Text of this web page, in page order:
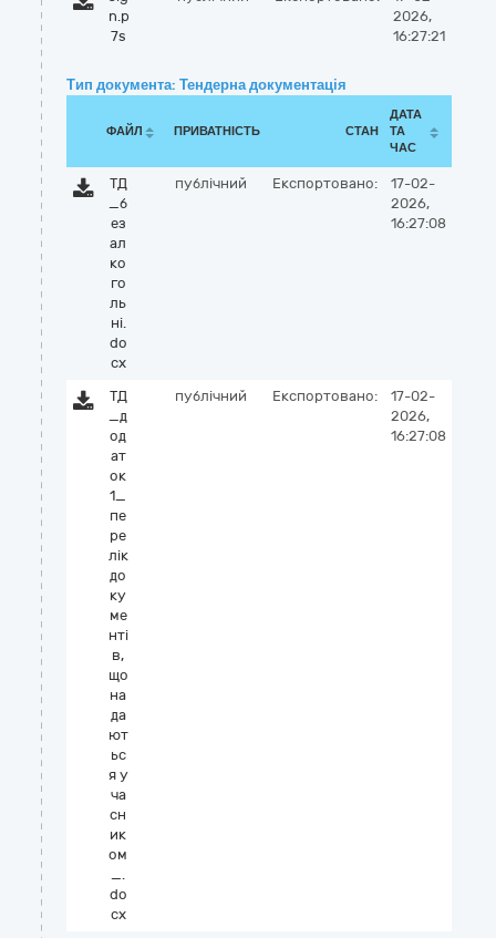
n.p
7s
2026,
16:27:21
Тип документа: Тендерна документація
ФАЙЛ ПРИВАТНІСТЬ СТАН
ДАТА
ТА
ЧАС
ТД
_б
ез
ал
ко
го
ль
ні.
do
cx
публічний Експортовано:
17-02-
2026,
16:27:08
ТД
_д
од
ат
ок
1_
пе
ре
лік
до
ку
ме
нті
в,
що
на
да
ют
ьс
я у
ча
сн
ик
ом
_.
do
cx
публічний Експортовано:
17-02-
2026,
16:27:08